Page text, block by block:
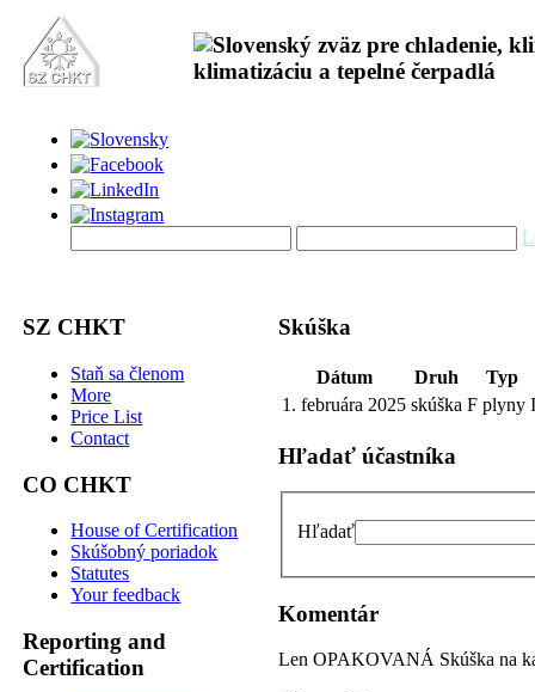
SZ CHKT
Staň sa členom
More
Price List
Contact
CO CHKT
House of Certification
Skúšobný poriadok
Statutes
Your feedback
Reporting and
Certification
Skúška
Dátum Druh
Typ
1. februára 2025 skúška F plyny
Hľadať účastníka
Hľadať
Komentár
Len OPAKOVANÁ Skúška na